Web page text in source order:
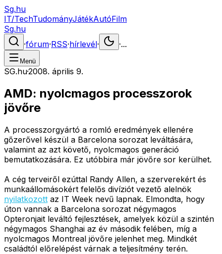
Sg.hu
IT/TechTudományJátékAutóFilm
Sg.hu
·fórum·RSS·hírlevél· ·...
Menü
SG.hu·2008. április 9.
AMD: nyolcmagos processzorok
jövőre
A processzorgyártó a romló eredmények ellenére
gőzerővel készül a Barcelona sorozat leváltására,
valamint az azt követő, nyolcmagos generáció
bemutatkozására. Ez utóbbira már jövőre sor kerülhet.
A cég terveiről ezúttal Randy Allen, a szerverekért és
munkaállomásokért felelős divíziót vezető alelnök
nyilatkozott az IT Week nevű lapnak. Elmondta, hogy
úton vannak a Barcelona sorozat négymagos
Opteronjait leváltó fejlesztések, amelyek közül a szintén
négymagos Shanghai az év második felében, míg a
nyolcmagos Montreal jövőre jelenhet meg. Mindkét
családtól előrelépést várnak a teljesítmény terén.